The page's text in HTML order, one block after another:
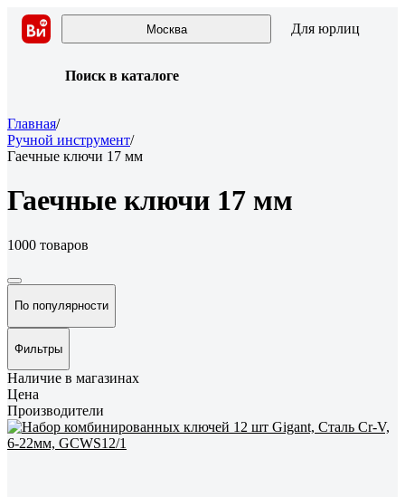
Москва Для юрлиц
Поиск в каталоге
Главная/
Ручной инструмент/
Гаечные ключи 17 мм
Гаечные ключи 17 мм
1000 товаров
По популярности
Фильтры
Наличие в магазинах
Цена
Производители